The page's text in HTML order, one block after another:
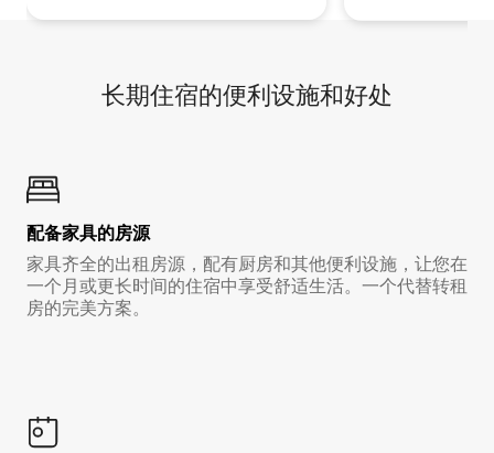
长期住宿的便利设施和好处
配备家具的房源
家具齐全的出租房源，配有厨房和其他便利设施，让您在
一个月或更长时间的住宿中享受舒适生活。一个代替转租
房的完美方案。